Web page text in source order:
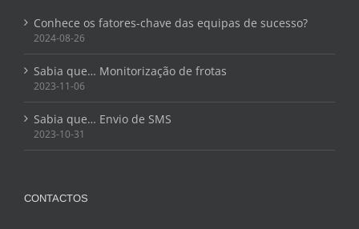
Conhece os fatores-chave das equipas de sucesso?
2024-08-26
Sabia que… Monitorização de frotas
2023-11-06
Sabia que… Envio de SMS
2023-10-31
CONTACTOS